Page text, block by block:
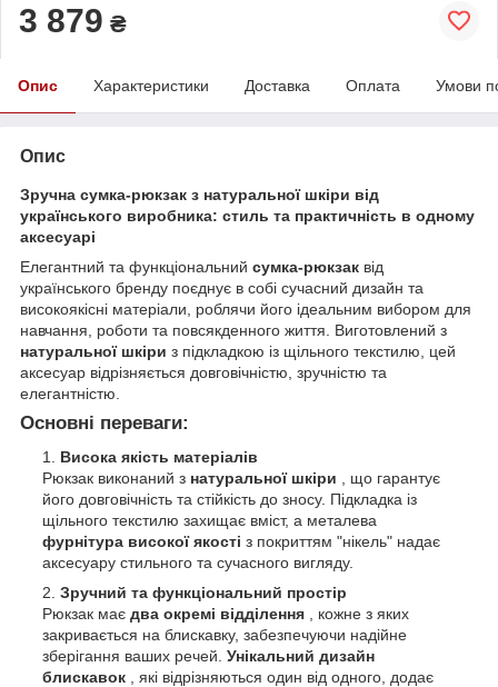
3 879 ₴
Опис Характеристики Доставка Оплата Умови
Опис
Зручна сумка-рюкзак з натуральної шкіри від
українського виробника: стиль та практичність в одному
аксесуарі
Елегантний та функціональний сумка-рюкзак від
українського бренду поєднує в собі сучасний дизайн та
високоякісні матеріали, роблячи його ідеальним вибором для
навчання, роботи та повсякденного життя. Виготовлений з
натуральної шкіри з підкладкою із щільного текстилю, цей
аксесуар відрізняється довговічністю, зручністю та
елегантністю.
Основні переваги:
Висока якість матеріалів
Рюкзак виконаний з натуральної шкіри , що гарантує
його довговічність та стійкість до зносу. Підкладка із
щільного текстилю захищає вміст, а металева
фурнітура високої якості з покриттям "нікель" надає
аксесуару стильного та сучасного вигляду.
Зручний та функціональний простір
Рюкзак має два окремі відділення , кожне з яких
закривається на блискавку, забезпечуючи надійне
зберігання ваших речей. Унікальний дизайн
блискавок , які відрізняються один від одного, додає